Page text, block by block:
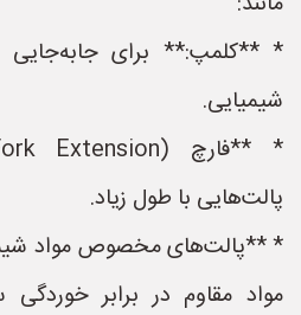
* **کلمپ:** برای جابه‌جایی
شیمیایی.
پالت‌هایی با طول زیاد.
* **پالت‌های مخصوص مواد
مواد مقاوم در برابر